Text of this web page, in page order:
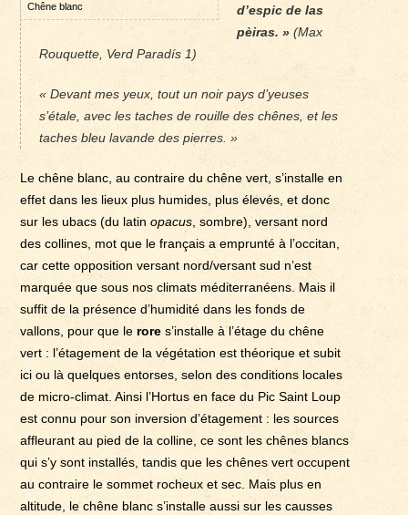
Chêne blanc
d’espic de las
pèiras. » (Max
Rouquette, Verd Paradís 1)
« Devant mes yeux, tout un noir pays d’yeuses
s’étale, avec les taches de rouille des chênes, et les
taches bleu lavande des pierres. »
Le chêne blanc, au contraire du chêne vert, s’installe en
effet dans les lieux plus humides, plus élevés, et donc
sur les ubacs (du latinopacus , sombre), versant nord
des collines, mot que le français a emprunté à l’occitan,
car cette opposition versant nord/versant sud n’est
marquée que sous nos climats méditerranéens. Mais il
suffit de la présence d’humidité dans les fonds de
vallons, pour que le rore s’installe à l’étage du chêne
vert : l’étagement de la végétation est théorique et subit
ici ou là quelques entorses, selon des conditions locales
de micro-climat. Ainsi l’Hortus en face du Pic Saint Loup
est connu pour son inversion d’étagement : les sources
affleurant au pied de la colline, ce sont les chênes blancs
qui s’y sont installés, tandis que les chênes vert occupent
au contraire le sommet rocheux et sec. Mais plus en
altitude, le chêne blanc s’installe aussi sur les causses